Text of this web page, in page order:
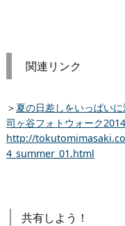
関連リンク
＞ 夏の日差しをいっぱい
司ヶ谷フォトウォーク
http://
4_summer_01.html
共有しよう！